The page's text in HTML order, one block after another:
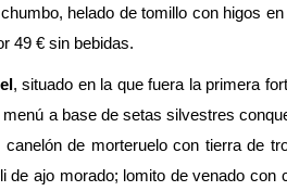
helado de tomillo con higos
49 € sin bebidas.
, situado en la que fuera la primera
a base de setas silvestres
de morteruelo con tierra de
de ajo morado; lomito de venado con